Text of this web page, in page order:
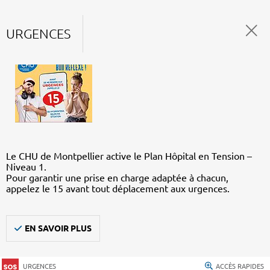
URGENCES
Le CHU de Montpellier active le Plan Hôpital en Tension –
Niveau 1.
Pour garantir une prise en charge adaptée à chacun,
appelez le 15 avant tout déplacement aux urgences.
EN SAVOIR PLUS
URGENCES ACCÈS RAPIDES